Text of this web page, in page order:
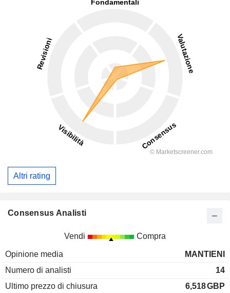
Altri rating
Consensus Analisti
Vendi Compra
Opinione media
MANTIENI
Numero di analisti
14
Ultimo prezzo di chiusura
6,518GBP